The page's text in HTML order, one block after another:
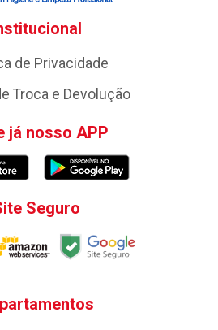
de Privacidade
Troca e Devolução
já nosso APP
Seguro